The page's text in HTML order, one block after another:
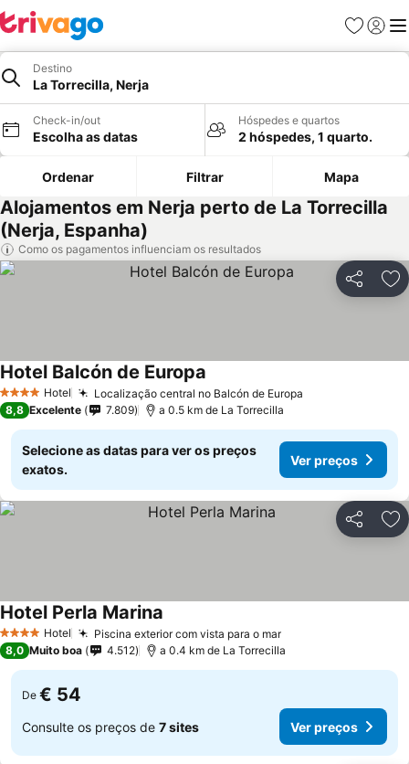
Favoritos
Iniciar
Destino
La Torrecilla, Nerja
Check-in/out
Escolha as datas
Hóspedes e quartos
2 hóspedes, 1 quarto.
Ordenar Filtrar Mapa
Alojamentos em Nerja perto de La Torrecilla
(Nerja, Espanha)
Como os pagamentos influenciam os resultados
Partilhar
4 EstrelasHotel Localização central no Balcón de Europa
Hotel Balcón de Europa
8,8 Excelente 7.809 a 0.5 km de La Torrecilla
Selecione as datas para ver os preços
exatos.
Ver preços
Partilhar
4 EstrelasHotel Piscina exterior com vista para o mar
Hotel Perla Marina
8,0 Muito boa 4.512 a 0.4 km de La Torrecilla
De € 54
Consulte os preços de 7 sites Ver preços